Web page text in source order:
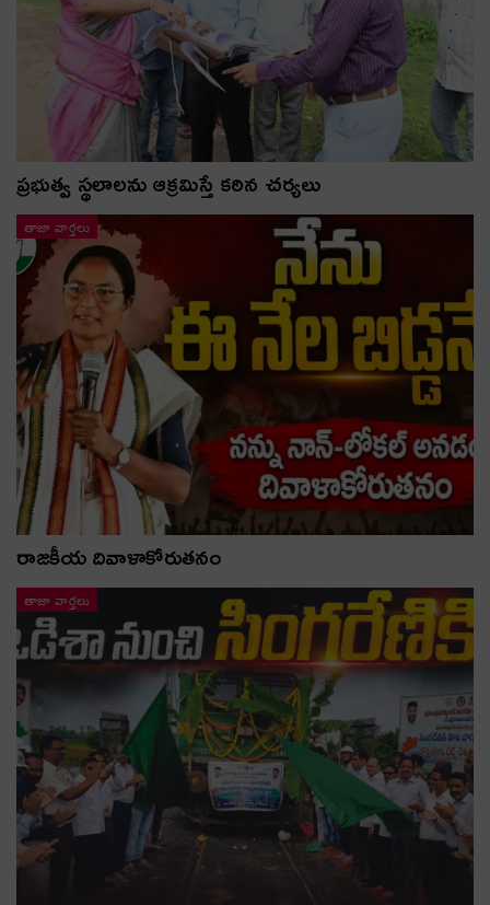
ప్రభుత్వ స్థలాలను ఆక్రమిస్తే కఠిన చర్యలు
తాజా వార్తలు
రాజకీయ దివాళాకోరుతనం
తాజా వార్తలు